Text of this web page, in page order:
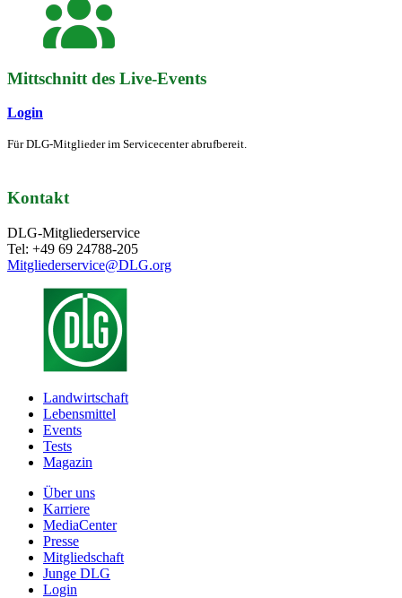
Mittschnitt des Live-Events
Login
Für DLG-Mitglieder im Servicecenter abrufbereit.
Kontakt
DLG-Mitgliederservice
Tel: +49 69 24788-205
Mitgliederservice@DLG.org
Landwirtschaft
Lebensmittel
Events
Tests
Magazin
Über uns
Karriere
MediaCenter
Presse
Mitgliedschaft
Junge DLG
Login